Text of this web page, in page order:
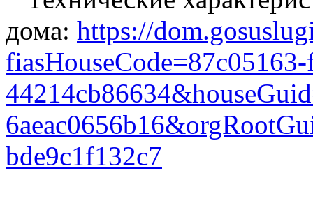
дома: https://
bde9c1f132c7